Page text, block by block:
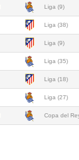
Liga (9)
Liga (38)
Liga (9)
Liga (35)
Liga (18)
Liga (27)
Copa del